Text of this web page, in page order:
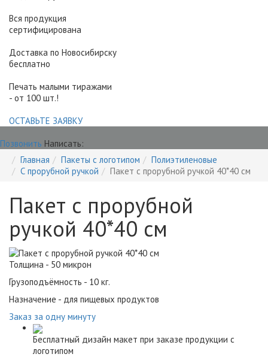
Вся продукция
сертифицирована
Доставка по Новосибирску
бесплатно
Печать малыми тиражами
- от 100 шт.!
ОСТАВЬТЕ ЗАЯВКУ
Позвонить Написать:
Главная
Пакеты с логотипом
Полиэтиленовые
С прорубной ручкой
Пакет с прорубной ручкой 40*40 см
Пакет с прорубной
ручкой 40*40 см
Толщина - 50 микрон
Грузоподъёмность - 10 кг.
Назначение - для пищевых продуктов
Заказ за одну минуту
Бесплатный дизайн макет при заказе продукции с
логотипом